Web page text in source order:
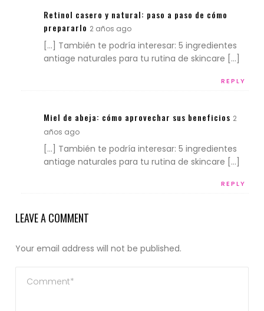
Retinol casero y natural: paso a paso de cómo
prepararlo 2 años ago
REPLY
[…] También te podría interesar: 5 ingredientes
antiage naturales para tu rutina de skincare […]
Miel de abeja: cómo aprovechar sus beneficios 2
años ago
REPLY
[…] También te podría interesar: 5 ingredientes
antiage naturales para tu rutina de skincare […]
LEAVE A COMMENT
Your email address will not be published.